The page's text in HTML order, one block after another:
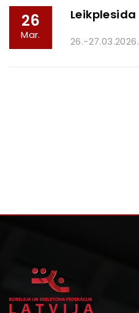
26
Mar.
Leikplesida
26.-27.03.2026.